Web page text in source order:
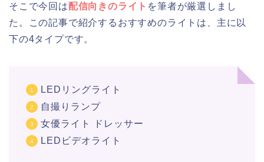
そこで今回は配信向きのライト を筆者が厳選しまし
た。この記事で紹介するおすすめのライトは、主に以
下の4タイプです。
LEDリングライト
自撮りランプ
女優ライト ドレッサー
LEDビデオライト